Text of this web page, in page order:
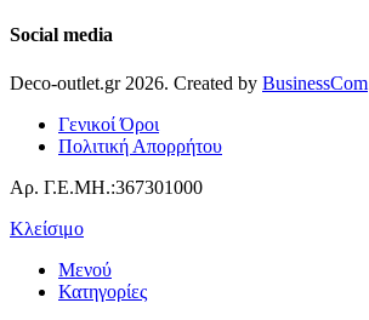
Social media
Deco-outlet.gr 2026. Created by BusinessCom
Γενικοί Όροι
Πολιτική Απορρήτου
Αρ. Γ.Ε.ΜΗ.:367301000
Κλείσιμο
Μενού
Κατηγορίες